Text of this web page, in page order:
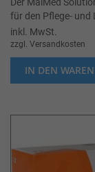
Der MaiMed
für den Pflege- und
inkl. MwSt.
zzgl. Versandkosten
IN DEN